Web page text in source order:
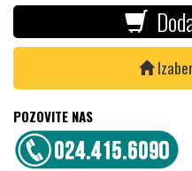
POZOVITE NAS